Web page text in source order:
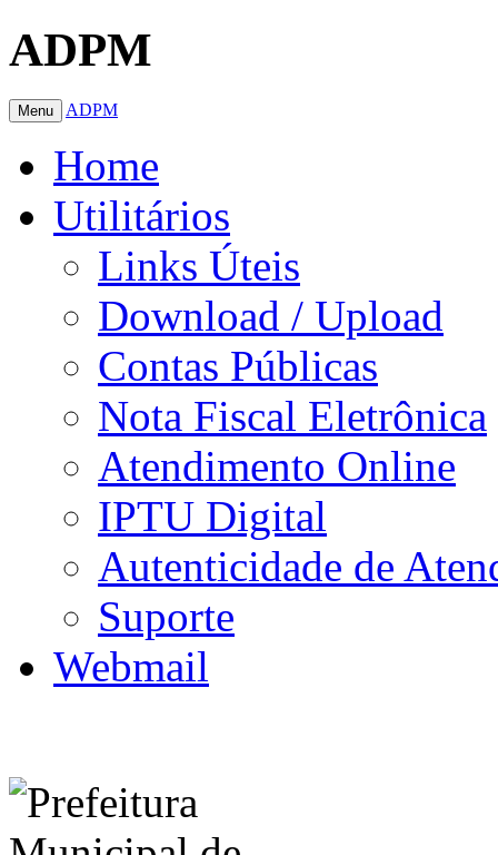
ADPM
Menu ADPM
Home
Utilitários
Links Úteis
Download / Upload
Contas Públicas
Nota Fiscal Eletrônica
Atendimento Online
IPTU Digital
Autenticidade de
Suporte
Webmail